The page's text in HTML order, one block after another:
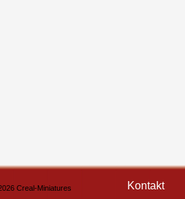
Creal-Miniatures Kontakt